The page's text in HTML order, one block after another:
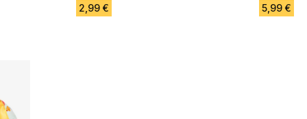
2,99 € 5,99 €